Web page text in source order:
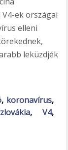
ek országai
elleni
leküzdjék
, koronavírus,
, V4,